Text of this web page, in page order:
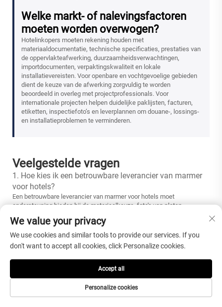
Welke markt- of nalevingsfactoren
moeten worden overwogen?
Hotelinkopers moeten rekening houden met
materiaaldocumentatie, technische specificaties, prestaties van
de oppervlakteafwerking, duurzaamheidsverwachtingen,
importdocumenten, verpaktingskwaliteit en lokale
installatievereisten. Voor openbare en vochtgevoelige gebieden
dient de keuze van de afwerking zorgvuldig te worden
beoordeeld in overleg met projectprofessionals. Voor
internationale projecten helpen duidelijke paklijsten, facturen,
etiketten, inspectiefoto’s en leverplannen om douane-, lossings-
en installatieproblemen te verminderen.
Veelgestelde vragen
1. Hoe kies ik een betrouwbare leverancier van marmer
voor hotels?
Een betrouwbare leverancier van marmer voor hotels moet
ondersteuning bieden bij de materiaalkeuze, foto's van platen
verstrekken, batchconsistentie bewaken, op maat gesneden fabricage
uitvoeren, advies geven over oppervlakteafwerking, inspectie
uitvoeren, exportverpakking verzorgen en duidelijke
projectcommunicatie waarborgen. Hotelkopers moeten controleren of
de leverancier de verschillende toepassingsgebieden begrijpt, zoals
vloeren in de lobby, wanden bij de receptie, badkamers, gangen,
omlijstingen van liften en wastafelbladen. De leverancier moet ook in
staat zijn om tekeningen te beoordelen, afmetingen te bevestigen,
panelen te labelen en de verpakking per kamer of gebied te
We value your privacy
We use cookies and similar tools to provide our services. If you
don't want to accept all cookies, click Personalize cookies.
Personalize cookies
Accept all